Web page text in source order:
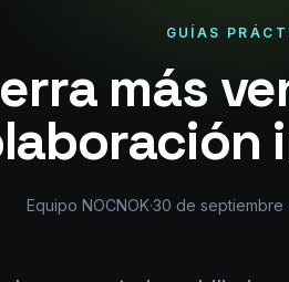
GUÍAS
más
Equipo NOCNOK·30 de septiembre